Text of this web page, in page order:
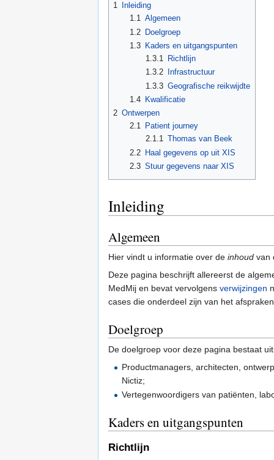
1
Inleiding
1.1 Algemeen
1.2 Doelgroep
1.3
Kaders en uitgangspunten
1.3.1 Richtlijn
1.3.2
Infrastructuur
1.3.3 Geografische reikwijdte
1.4
Kwalificatie
2 Ontwerpen
2.1
Patient journey
2.1.1 Thomas van Beek
2.2 Haal gegevens op uit XIS
2.3 Stuur gegevens naar XIS
Inleiding
Algemeen
Hier vindt u informatie over de inhoud van
Deze pagina beschrijft allereerst de
MedMij en bevat vervolgens verwijzingen
cases die onderdeel zijn van het
Doelgroep
De doelgroep voor deze pagina bestaat
Productmanagers, architecten,
Nictiz;
Vertegenwoordigers van patiënten,
Kaders en uitgangspunten
Richtlijn